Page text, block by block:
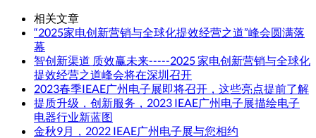
相关文章
“2025家电创新营销与全球化提效经营之道”峰会圆满落
幕
智创新渠道 质效赢未来-----2025 家电创新营销与全球化
提效经营之道峰会将在深圳召开
2023春季IEAE广州电子展即将召开，这些亮点提前了解
提质升级，创新服务，2023 IEAE广州电子展描绘电子
电器行业新蓝图
金秋9月，2022 IEAE广州电子展与您相约